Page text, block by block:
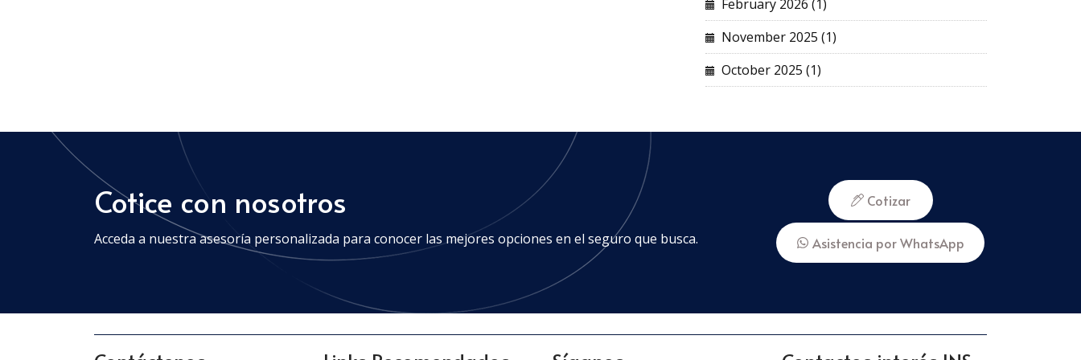
February 2026 (1)
November 2025 (1)
October 2025 (1)
Cotice con nosotros
Acceda a nuestra asesoría personalizada para conocer las mejores opciones en el seguro que busca.
Cotizar
Asistencia por WhatsApp